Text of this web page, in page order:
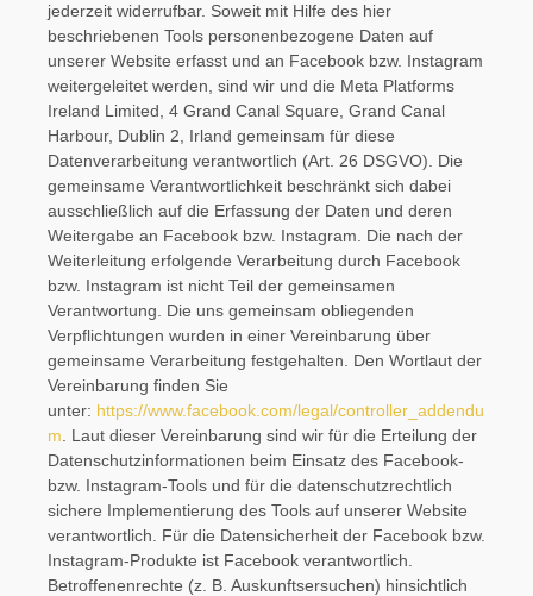
jederzeit widerrufbar. Soweit mit Hilfe des hier
beschriebenen Tools personenbezogene Daten auf
unserer Website erfasst und an Facebook bzw. Instagram
weitergeleitet werden, sind wir und die Meta Platforms
Ireland Limited, 4 Grand Canal Square, Grand Canal
Harbour, Dublin 2, Irland gemeinsam für diese
Datenverarbeitung verantwortlich (Art. 26 DSGVO). Die
gemeinsame Verantwortlichkeit beschränkt sich dabei
ausschließlich auf die Erfassung der Daten und deren
Weitergabe an Facebook bzw. Instagram. Die nach der
Weiterleitung erfolgende Verarbeitung durch Facebook
bzw. Instagram ist nicht Teil der gemeinsamen
Verantwortung. Die uns gemeinsam obliegenden
Verpflichtungen wurden in einer Vereinbarung über
gemeinsame Verarbeitung festgehalten. Den Wortlaut der
Vereinbarung finden Sie
unter: https://www.facebook.com/legal/controller_addendu
m . Laut dieser Vereinbarung sind wir für die Erteilung der
Datenschutzinformationen beim Einsatz des Facebook-
bzw. Instagram-Tools und für die datenschutzrechtlich
sichere Implementierung des Tools auf unserer Website
verantwortlich. Für die Datensicherheit der Facebook bzw.
Instagram-Produkte ist Facebook verantwortlich.
Betroffenenrechte (z. B. Auskunftsersuchen) hinsichtlich